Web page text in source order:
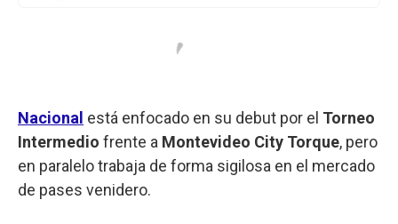
Nacional está enfocado en su debut por el Torneo
Intermedio frente a Montevideo City Torque, pero
en paralelo trabaja de forma sigilosa en el mercado
de pases venidero.